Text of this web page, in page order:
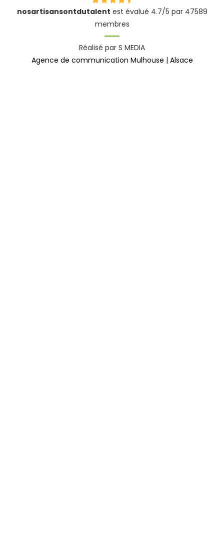
nosartisansontdutalent est évalué 4.7/5 par 47589
membres
Réalisé par S MEDIA
Agence de communication Mulhouse | Alsace